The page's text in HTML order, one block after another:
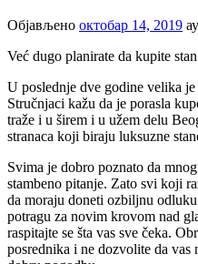
Објављено октобар 14, 2019
Već dugo planirate da kupite
U poslednje dve godine velika
Stručnjaci kažu da je porasla
traže i u širem i u užem delu
stranaca koji biraju luksuzne
Svima je dobro poznato da
stambeno pitanje. Zato svi koji
da moraju doneti ozbiljnu
potragu za novim krovom nad
raspitajte se šta vas sve čeka.
posrednika i ne dozvolite da vas